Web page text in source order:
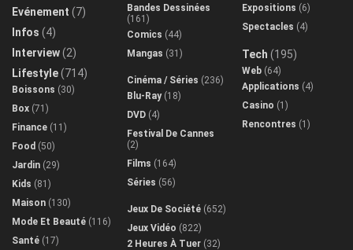
Evénement (7)
Infos (4)
Interview(2)
Lifestyle(714)
Boissons (30)
Box (71)
Finance (11)
Food (50)
Jardin (29)
Kids (81)
Maison (130)
Mode Et Beauté (116)
Santé (17)
Bandes Dessinées
(161)
Comics (44)
Mangas (31)
Cinéma / Séries (236)
Blu-Ray(18)
DVD (4)
Festival De Cannes
(2)
Films (164)
Séries (56)
Jeux De Société (652)
Jeux Vidéo (822)
2 Heures À Tuer (32)
Expositions (6)
Spectacles (4)
Tech (195)
Web (64)
Applications (4)
Casino (1)
Rencontres (1)